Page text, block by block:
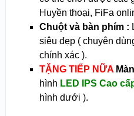
Huyền thoại, FiFa
Chuột và bàn phím :
siêu đẹp ( chuyên
chính xác ).
TẶNG TIẾP NỮA
hình LED IPS Cao
hình dưới ).